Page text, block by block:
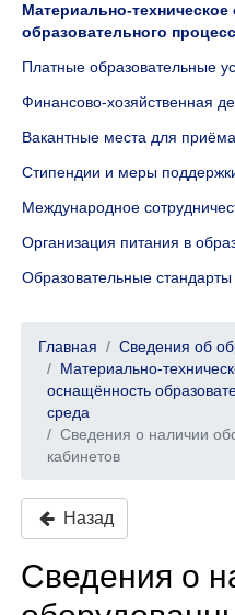
Материально-
образовательного
Платные образовательные
Финансово-хозяйственная
Вакантные места для
Стипендии и меры
Международное
Организация питания в
Образовательные
Главная
Сведения об
Материально-
оснащённость
среда
Сведения о наличии
кабинетов
Назад
Сведения о